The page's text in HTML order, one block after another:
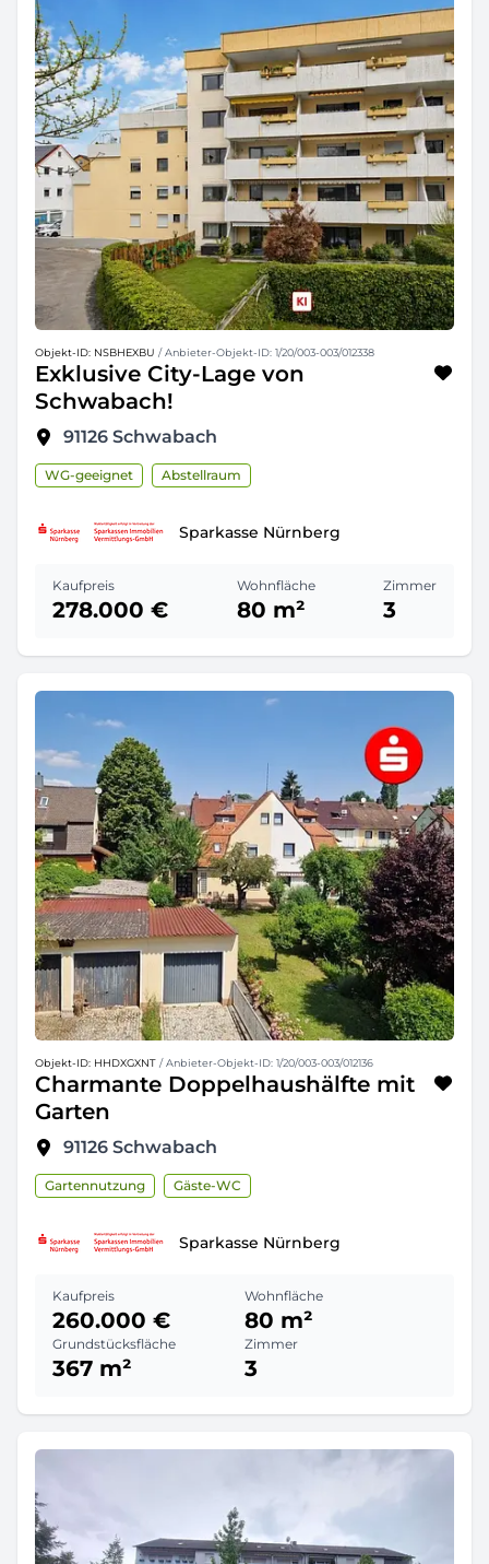
Objekt-ID: NSBHEXBU / Anbieter-Objekt-ID: 1/20/003-003/012338
Exklusive City-Lage von
Schwabach!
91126 Schwabach
WG-geeignet Abstellraum
Sparkasse Nürnberg
Kaufpreis
278.000 €
Wohnfläche
80 m²
Zimmer
3
Objekt-ID: HHDXGXNT / Anbieter-Objekt-ID: 1/20/003-003/012136
Charmante Doppelhaushälfte mit
Garten
91126 Schwabach
Gartennutzung Gäste-WC
Sparkasse Nürnberg
Kaufpreis
260.000 €
Wohnfläche
80 m²
Grundstücksfläche
367 m²
Zimmer
3